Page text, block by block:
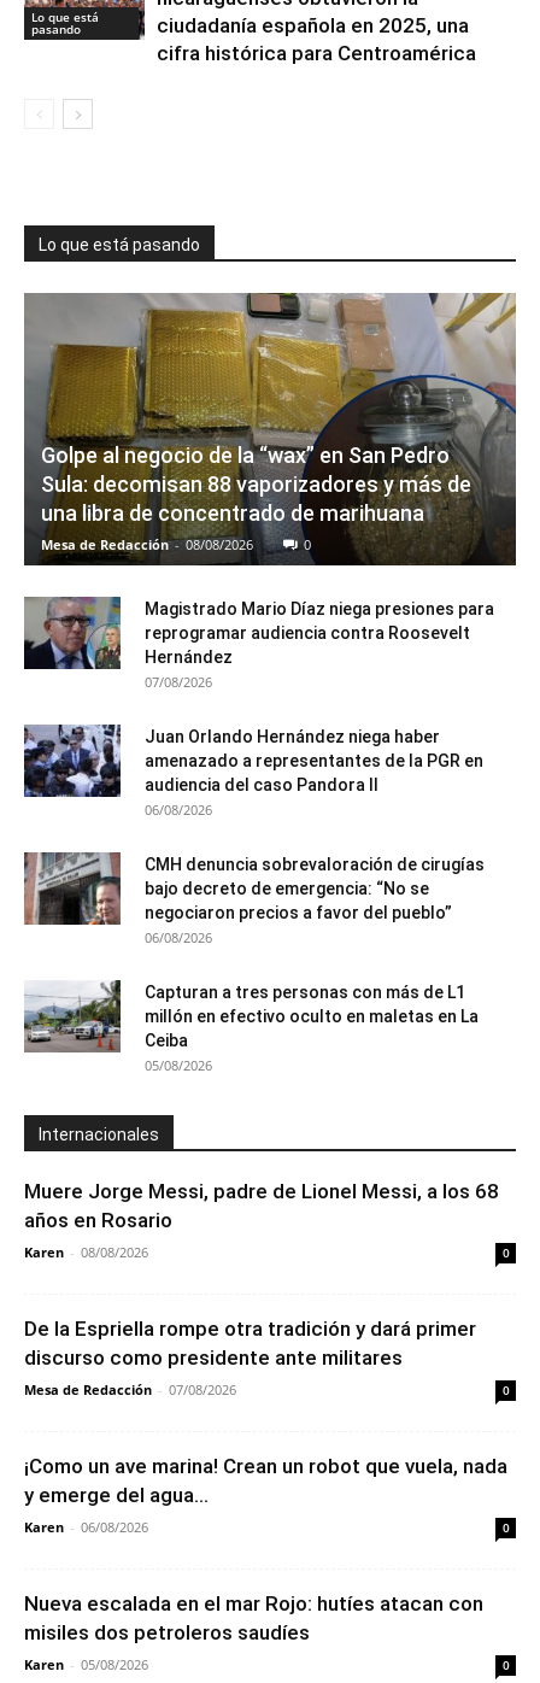
Lo que está
pasando
ciudadanía española en 2025, una
cifra histórica para Centroamérica
Lo que está pasando
Golpe al negocio de la “wax” en San Pedro
Sula: decomisan 88 vaporizadores y más de
una libra de concentrado de marihuana
Mesa de Redacción - 08/08/2026 0
Magistrado Mario Díaz niega presiones para
reprogramar audiencia contra Roosevelt
Hernández
07/08/2026
Juan Orlando Hernández niega haber
amenazado a representantes de la PGR en
audiencia del caso Pandora II
06/08/2026
CMH denuncia sobrevaloración de cirugías
bajo decreto de emergencia: “No se
negociaron precios a favor del pueblo”
06/08/2026
Capturan a tres personas con más de L1
millón en efectivo oculto en maletas en La
Ceiba
05/08/2026
Internacionales
Muere Jorge Messi, padre de Lionel Messi, a los 68
años en Rosario
Karen - 08/08/2026 0
De la Espriella rompe otra tradición y dará primer
discurso como presidente ante militares
Mesa de Redacción - 07/08/2026 0
¡Como un ave marina! Crean un robot que vuela, nada
y emerge del agua...
Karen - 06/08/2026 0
Nueva escalada en el mar Rojo: hutíes atacan con
misiles dos petroleros saudíes
Karen - 05/08/2026 0